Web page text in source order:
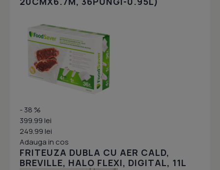
- 38 %
399.99 lei
249.99 lei
Adauga in cos
FRITEUZA DUBLA CU AER CALD,
BREVILLE, HALO FLEXI, DIGITAL, 11L